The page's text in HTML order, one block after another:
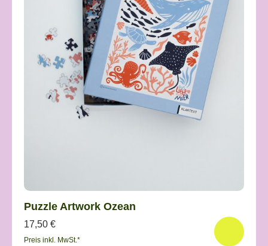
Puzzle Artwork Ozean
17,50 €
Preis inkl. MwSt.*